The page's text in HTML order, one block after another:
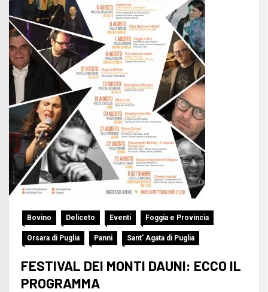
Bovino Deliceto Eventi Foggia e Provincia
Orsara di Puglia Panni Sant' Agata di Puglia
FESTIVAL DEI MONTI DAUNI: ECCO IL
PROGRAMMA